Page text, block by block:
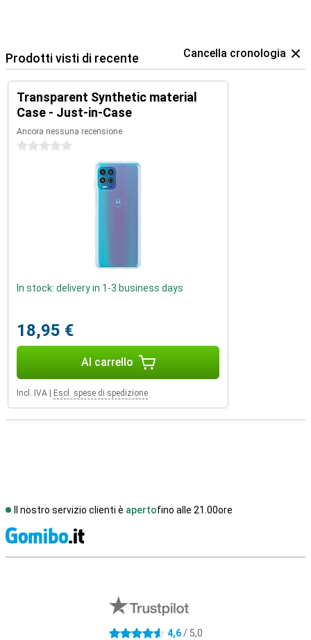
Prodotti visti di recente Cancella cronologia
Transparent Synthetic material
Case - Just-in-Case
Ancora nessuna recensione
0 stelle
In stock: delivery in 1-3 business days
18,95 €
Al carrello
Incl. IVA Escl. spese di spedizione
Il nostro servizio clienti è apertofino alle 21.00ore
4.6 stelle 4,6/ 5,0